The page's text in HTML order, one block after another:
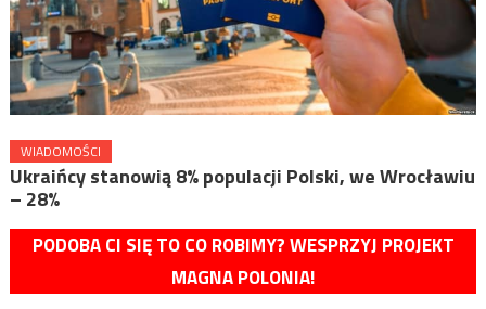
WIADOMOŚCI
Ukraińcy stanowią 8% populacji Polski, we Wrocławiu
– 28%
PODOBA CI SIĘ TO CO ROBIMY? WESPRZYJ PROJEKT
MAGNA POLONIA!